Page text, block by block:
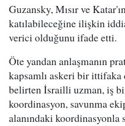
Guzansky, Mısır ve
katılabileceğine ilişkin
verici olduğunu ifade etti.
Öte yandan anlaşmanın
kapsamlı askeri bir
belirten İsrailli uzman, iş
koordinasyon, savunma
alanındaki koordinasyonla